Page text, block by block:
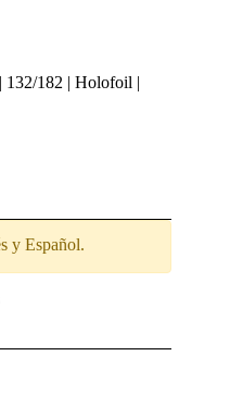
132/182 | Holofoil |
y Español.